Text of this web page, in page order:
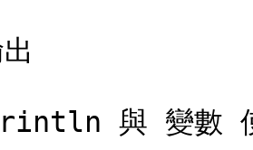
與 變數